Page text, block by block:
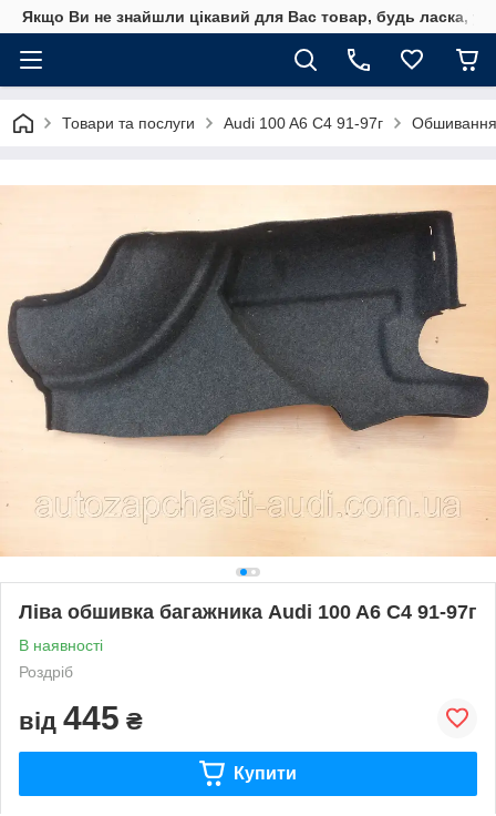
Якщо Ви не знайшли цікавий для Вас товар, будь ласка,
Товари та послуги Audi 100 A6 C4 91-97г Обшивання
Ліва обшивка багажника Audi 100 A6 C4 91-97г
В наявності
Роздріб
від 445 ₴
Купити